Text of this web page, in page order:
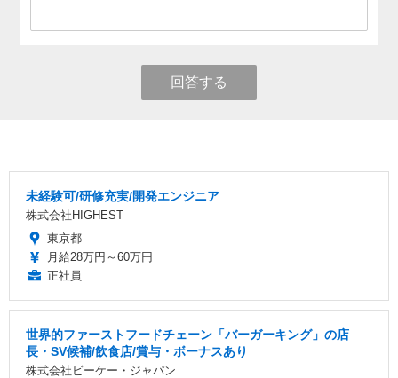
回答する
未経験可/研修充実/開発エンジニア
株式会社HIGHEST
東京都
月給28万円～60万円
正社員
世界的ファーストフードチェーン「バーガーキング」の店
長・SV候補/飲食店/賞与・ボーナスあり
株式会社ビーケー・ジャパン